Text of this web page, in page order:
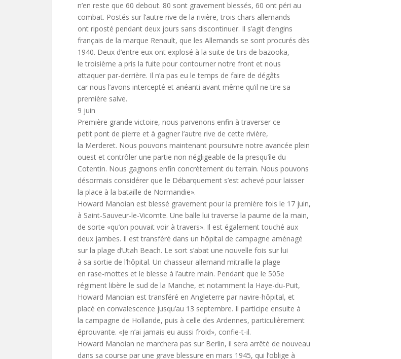
n’en reste que 60 debout. 80 sont gravement blessés, 60 ont péri au
combat. Postés sur l’autre rive de la rivière, trois chars allemands
ont riposté pendant deux jours sans discontinuer. Il s’agit d’engins
français de la marque Renault, que les Allemands se sont procurés dès
1940. Deux d’entre eux ont explosé à la suite de tirs de bazooka,
le troisième a pris la fuite pour contourner notre front et nous
attaquer par-derrière. Il n’a pas eu le temps de faire de dégâts
car nous l’avons intercepté et anéanti avant même qu’il ne tire sa
première salve.
9 juin
Première grande victoire, nous parvenons enfin à traverser ce
petit pont de pierre et à gagner l’autre rive de cette rivière,
la Merderet. Nous pouvons maintenant poursuivre notre avancée plein
ouest et contrôler une partie non négligeable de la presqu’île du
Cotentin. Nous gagnons enfin concrètement du terrain. Nous pouvons
désormais considérer que le Débarquement s’est achevé pour laisser
la place à la bataille de Normandie».
Howard Manoian est blessé gravement pour la première fois le 17 juin,
à Saint-Sauveur-le-Vicomte. Une balle lui traverse la paume de la main,
de sorte «qu’on pouvait voir à travers». Il est également touché aux
deux jambes. Il est transféré dans un hôpital de campagne aménagé
sur la plage d’Utah Beach. Le sort s’abat une nouvelle fois sur lui
à sa sortie de l’hôpital. Un chasseur allemand mitraille la plage
en rase-mottes et le blesse à l’autre main. Pendant que le 505e
régiment libère le sud de la Manche, et notamment la Haye-du-Puit,
Howard Manoian est transféré en Angleterre par navire-hôpital, et
placé en convalescence jusqu’au 13 septembre. Il participe ensuite à
la campagne de Hollande, puis à celle des Ardennes, particulièrement
éprouvante. «Je n’ai jamais eu aussi froid», confie-t-il.
Howard Manoian ne marchera pas sur Berlin, il sera arrêté de nouveau
dans sa course par une grave blessure en mars 1945, qui l’oblige à